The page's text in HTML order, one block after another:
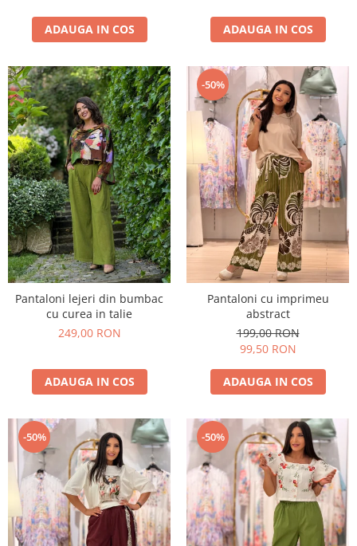
ADAUGA IN COS ADAUGA IN COS
Pantaloni lejeri din bumbac
cu curea in talie
249,00 RON
ADAUGA IN COS
-50%
Pantaloni cu imprimeu
abstract
199,00 RON
99,50 RON
ADAUGA IN COS
-50% -50%